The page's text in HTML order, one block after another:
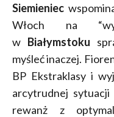
Siemieniec
Włoch na
w Białymstoku
myśleć inaczej.
BP Ekstraklasy i
arcytrudnej sytuacji
rewanż z